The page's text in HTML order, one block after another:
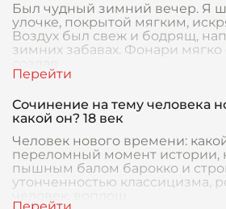
Был чудный зимний вечер. Я
улочке, покрытой мягким,
Воздух был свеж и бодрящ,
зимних забавах. Фонари мягко
Сочинение на тему человека
какой он? 18 век
Человек нового времени:
переломный момент истории,
пышным балом барокко и
утонченностью классицизма,